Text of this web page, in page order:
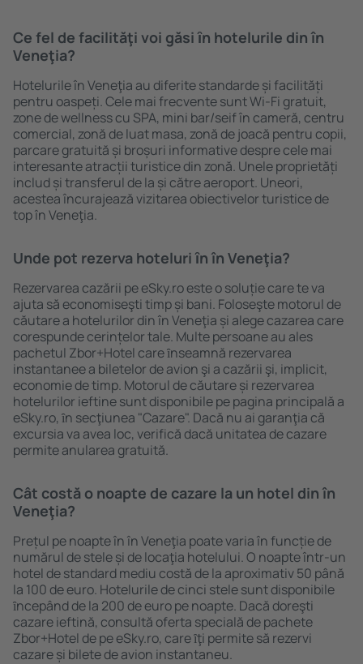
Ce fel de facilităţi voi găsi ȋn hotelurile din în
Veneţia?
Hotelurile în Veneţia au diferite standarde și facilități
pentru oaspeți. Cele mai frecvente sunt Wi-Fi gratuit,
zone de wellness cu SPA, mini bar/seif în cameră, centru
comercial, zonă de luat masa, zonă de joacă pentru copii,
parcare gratuită și broșuri informative despre cele mai
interesante atracții turistice din zonă. Unele proprietăți
includ și transferul de la și către aeroport. Uneori,
acestea încurajează vizitarea obiectivelor turistice de
top în Veneţia.
Unde pot rezerva hoteluri ȋn în Veneţia?
Rezervarea cazării pe eSky.ro este o soluție care te va
ajuta să economiseşti timp și bani. Foloseşte motorul de
căutare a hotelurilor din în Veneţia și alege cazarea care
corespunde cerințelor tale. Multe persoane au ales
pachetul Zbor+Hotel care ȋnseamnă rezervarea
instantanee a biletelor de avion şi a cazării şi, implicit,
economie de timp. Motorul de căutare și rezervarea
hotelurilor ieftine sunt disponibile pe pagina principală a
eSky.ro, ȋn secţiunea "Cazare". Dacă nu ai garanţia că
excursia va avea loc, verifică dacă unitatea de cazare
permite anularea gratuită.
Cât costă o noapte de cazare la un hotel din în
Veneţia?
Prețul pe noapte în în Veneţia poate varia în funcție de
numărul de stele și de locaţia hotelului. O noapte într-un
hotel de standard mediu costă de la aproximativ 50 până
la 100 de euro. Hotelurile de cinci stele sunt disponibile
ȋncepând de la 200 de euro pe noapte. Dacă doreşti
cazare ieftină, consultă oferta specială de pachete
Zbor+Hotel de pe eSky.ro, care ȋţi permite să rezervi
cazare și bilete de avion instantaneu.